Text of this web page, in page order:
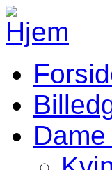
Gå til hovedindhold
Fodbold